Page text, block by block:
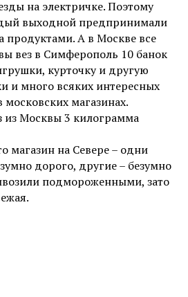
на электричке. Поэтому
выходной предпринимали
продуктами. А в Москве все
вез в Симферополь 10 банок
курточку и другую
и много всяких интересных
магазинах.
Москвы 3 килограмма
магазин на Севере – одни
дорого, другие – безумно
подмороженными, зато